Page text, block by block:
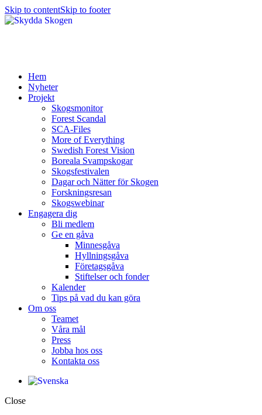
Skip to contentSkip to footer
Hem
Nyheter
Projekt
Skogsmonitor
Forest Scandal
SCA-Files
More of Everything
Swedish Forest Vision
Boreala Svampskogar
Skogsfestivalen
Dagar och Nätter för Skogen
Forskningsresan
Skogswebinar
Engagera dig
Bli medlem
Ge en gåva
Minnesgåva
Hyllningsgåva
Företagsgåva
Stiftelser och fonder
Kalender
Tips på vad du kan göra
Om oss
Teamet
Våra mål​
Press
Jobba hos oss
Kontakta oss
Close